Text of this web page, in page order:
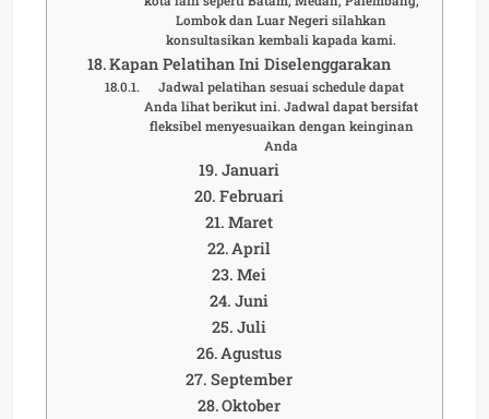
Lombok dan Luar Negeri silahkan
konsultasikan kembali kapada kami.
Kapan Pelatihan Ini Diselenggarakan
Jadwal pelatihan sesuai schedule dapat
Anda lihat berikut ini. Jadwal dapat bersifat
fleksibel menyesuaikan dengan keinginan
Anda
Januari
Februari
Maret
April
Mei
Juni
Juli
Agustus
September
Oktober